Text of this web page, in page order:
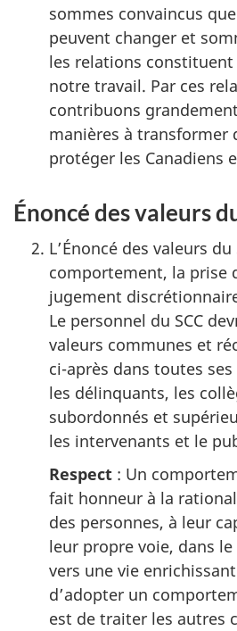
sommes convaincus
peuvent changer et
les relations
notre travail. Par ces
contribuons
manières à transformer
protéger les Canadiens
Énoncé des valeurs
L’Énoncé des valeurs du
comportement, la prise
jugement
Le personnel du SCC
valeurs communes et
ci-après dans toutes
les délinquants, les
subordonnés et
les intervenants et le
Respect : Un
fait honneur à la
des personnes, à leur
leur propre voie, dans
vers une vie
d’adopter un
est de traiter les autres